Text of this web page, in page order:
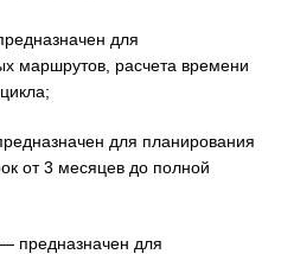
для
маршрутов, расчета времени
для планирования
от 3 месяцев до полной
для